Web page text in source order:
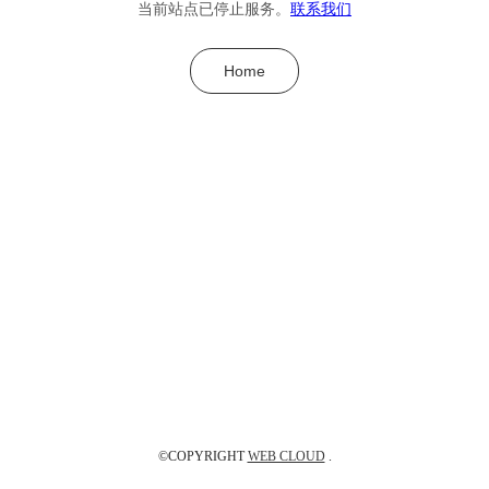
当前站点已停止服务。 联系我们
Home
©COPYRIGHTWEB CLOUD.